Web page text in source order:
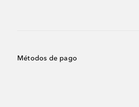
Métodos de pago